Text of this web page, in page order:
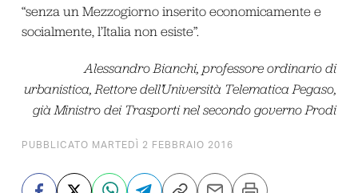
“senza un Mezzogiorno inserito economicamente e
socialmente, l’Italia non esiste”.
Alessandro Bianchi, professore ordinario di
urbanistica, Rettore dell’Università Telematica Pegaso,
già Ministro dei Trasporti nel secondo governo Prodi
PUBBLICATO MARTEDÌ 2 FEBBRAIO 2016